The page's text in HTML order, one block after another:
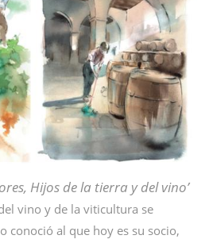
Hijos de la tierra y del vino’
vino y de la viticultura se
conoció al que hoy es su socio,